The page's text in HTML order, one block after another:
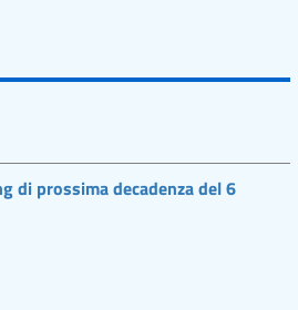
di prossima decadenza del 6